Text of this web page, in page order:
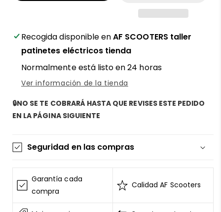
Bison
compatible
y
resistente
¡Pulsa
vuela
con
tu
Bison
compatible
y
resistente
¡Pulsa
vuela
con
tu
Recogida disponible enAF SCOOTERS taller
patinetes eléctricos tienda
Normalmente está listo en 24 horas
Ver información de la tienda
🔒NO SE TE COBRARÁ HASTA QUE REVISES ESTE PEDIDO
EN LA PÁGINA SIGUIENTE
Seguridad en las compras
La información de las tarjetas se mantiene
segura y sin riesgos
AF SCOOTERS
sigue el Estándar de Seguridad de
Datos para la Industria de Tarjeta de Pago
Garantía cada
compra
Calidad AF Scooters